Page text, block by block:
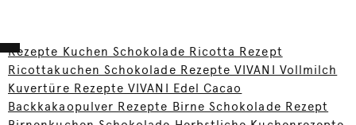
Rezepte Kuchen Schokolade Ricotta Rezept
Ricottakuchen Schokolade Rezepte VIVANI Vollmilch
Kuvertüre Rezepte VIVANI Edel Cacao
Backkakaopulver Rezepte Birne Schokolade Rezept